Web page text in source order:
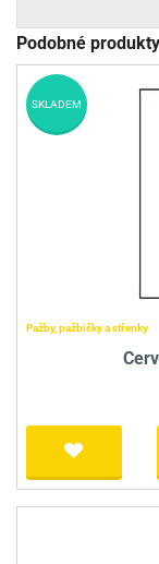
Podobné produkty
Pažby, pažbičky a střenky
SKLADEM